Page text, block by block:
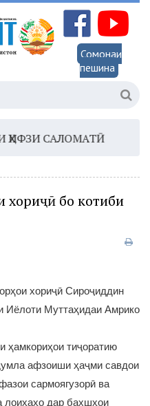
Сомонаи
пешина
САЛОМАТӢ16:35 –
хориҷӣ бо котиби
хориҷӣ Сироҷиддин
Иёлоти Муттаҳидаи Амрико
ҳамкориҳои тиҷоратию
афзоиши ҳаҷми савдои
сармоягузорӣ ва
лоиҳаҳо дар бахшҳои